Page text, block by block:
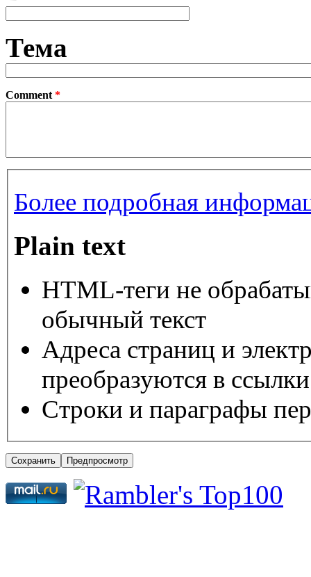
Тема
Comment *
Более подробная
Plain text
HTML-теги не
обычный текст
Адреса страниц и
преобразуются в
Строки и параграфы